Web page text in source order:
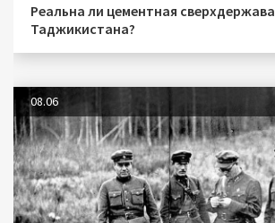
Реальна ли цементная сверхдержава
Таджикистана?
08.06